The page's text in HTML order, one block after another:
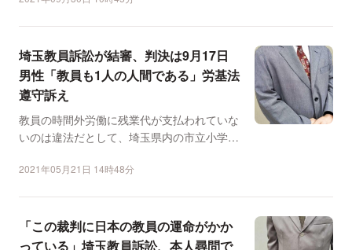
埼玉教員訴訟が結審、判決は9月17日
男性「教員も1人の人間である」労基法
遵守訴え
教員の時間外労働に残業代が支払われていな
いのは違法だとして、埼玉県内の市立小学校
2021年05月21日 14時48分
「この裁判に日本の教員の運命がかか
っている」埼玉教員訴訟、本人尋問で